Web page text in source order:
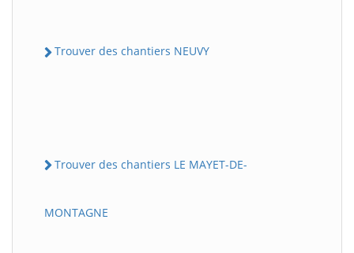
Trouver des chantiers NEUVY
Trouver des chantiers LE MAYET-DE-
MONTAGNE